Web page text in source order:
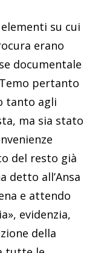
su cui
erano
documentale
pertanto
tanto agli
ma sia stato
del resto già
detto all’Ansa
e attendo
evidenzia,
della